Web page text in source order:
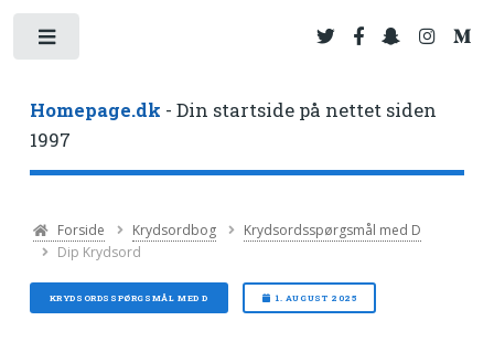
Homepage.dk - Din startside på nettet siden
1997
Forside Krydsordbog
Krydsordsspørgsmål med D
Dip Krydsord
KRYDSORDSSPØRGSMÅL MED D 1. AUGUST 2025